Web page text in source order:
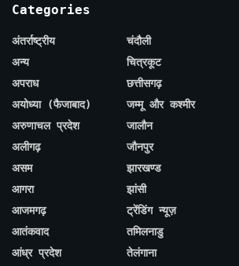
Categories
अंतर्राष्ट्रीय
अन्य
अपराध
अयोध्या (फैजाबाद)
अरुणाचल प्रदेश
अलीगढ़
असम
आगरा
आजमगढ़
आतंकवाद
आंध्र प्रदेश
चंदौली
चित्रकूट
छत्तीसगढ़
जम्मू और कश्मीर
जालौन
जौनपुर
झारखण्ड
झांसी
ट्रेंडिंग न्यूज़
तमिलनाडु
तेलंगाना